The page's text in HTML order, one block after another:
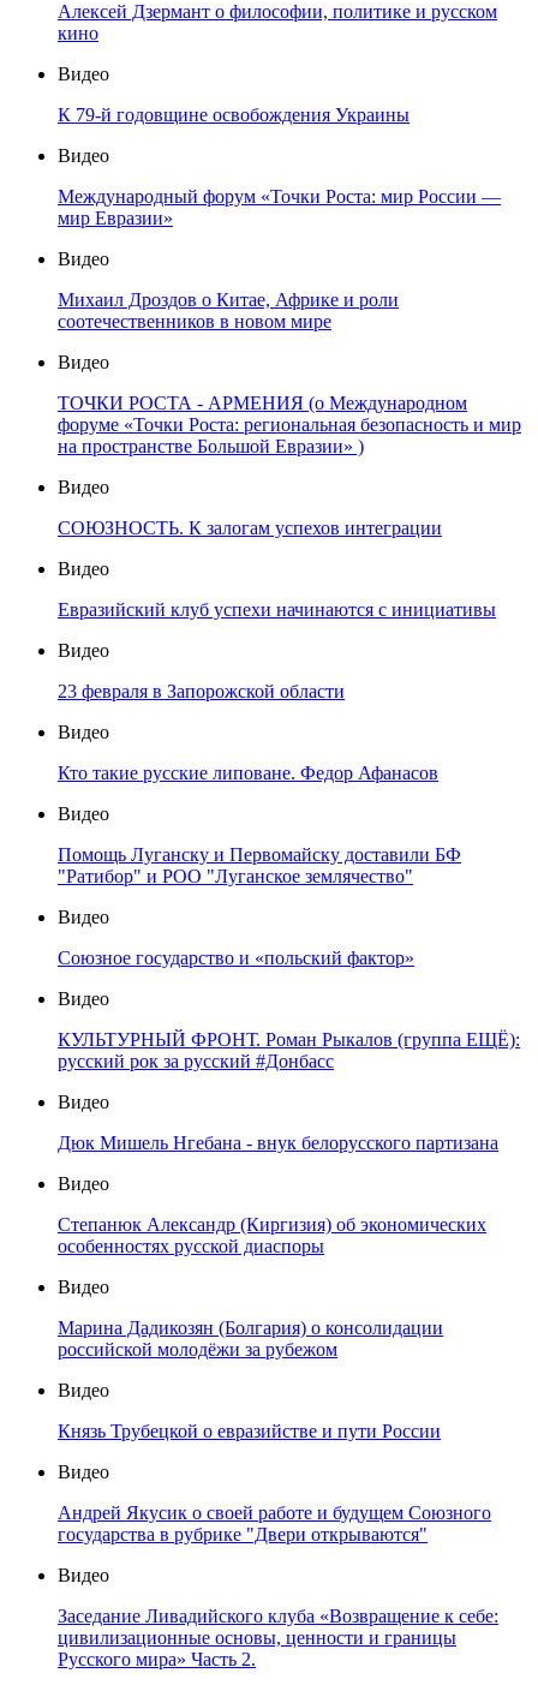
Алексей Дзермант о философии, политике и русском
кино
Видео
К 79-й годовщине освобождения Украины
Видео
Международный форум «Точки Роста: мир России —
мир Евразии»
Видео
Михаил Дроздов о Китае, Африке и роли
соотечественников в новом мире
Видео
ТОЧКИ РОСТА - АРМЕНИЯ (о Международном
форуме «Точки Роста: региональная безопасность и мир
на пространстве Большой Евразии» )
Видео
СОЮЗНОСТЬ. К залогам успехов интеграции
Видео
Евразийский клуб успехи начинаются с инициативы
Видео
23 февраля в Запорожской области
Видео
Кто такие русские липоване. Федор Афанасов
Видео
Помощь Луганску и Первомайску доставили БФ
"Ратибор" и РОО "Луганское землячество"
Видео
Союзное государство и «польский фактор»
Видео
КУЛЬТУРНЫЙ ФРОНТ. Роман Рыкалов (группа ЕЩЁ):
русский рок за русский #Донбасс
Видео
Дюк Мишель Нгебана - внук белорусского партизана
Видео
Степанюк Александр (Киргизия) об экономических
особенностях русской диаспоры
Видео
Марина Дадикозян (Болгария) о консолидации
российской молодёжи за рубежом
Видео
Князь Трубецкой о евразийстве и пути России
Видео
Андрей Якусик о своей работе и будущем Союзного
государства в рубрике "Двери открываются"
Видео
Заседание Ливадийского клуба «Возвращение к себе:
цивилизационные основы, ценности и границы
Русского мира» Часть 2.